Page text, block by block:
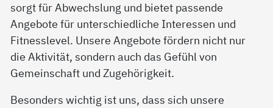
sorgt für Abwechslung und bietet passende
Angebote für unterschiedliche Interessen und
Fitnesslevel. Unsere Angebote fördern nicht nur
die Aktivität, sondern auch das Gefühl von
Gemeinschaft und Zugehörigkeit.
Besonders wichtig ist uns, dass sich unsere